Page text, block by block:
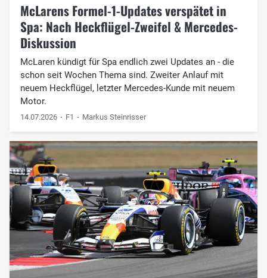
McLarens Formel-1-Updates verspätet in
Spa: Nach Heckflügel-Zweifel & Mercedes-
Diskussion
McLaren kündigt für Spa endlich zwei Updates an - die
schon seit Wochen Thema sind. Zweiter Anlauf mit
neuem Heckflügel, letzter Mercedes-Kunde mit neuem
Motor.
14.07.2026 F1 Markus Steinrisser